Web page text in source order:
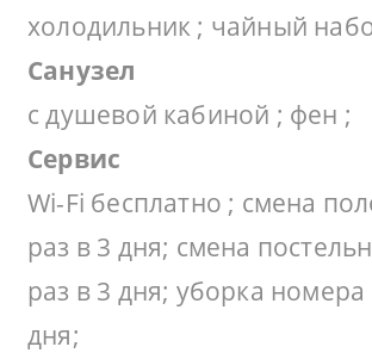
холодильник ; чайный
Санузел
с душевой кабиной ; фен ;
Сервис
Wi-Fi бесплатно ; смена
раз в 3 дня; смена
раз в 3 дня; уборка номера
дня;